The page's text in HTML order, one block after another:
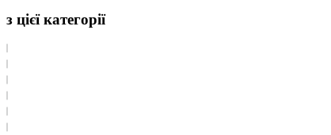
з цієї категорії